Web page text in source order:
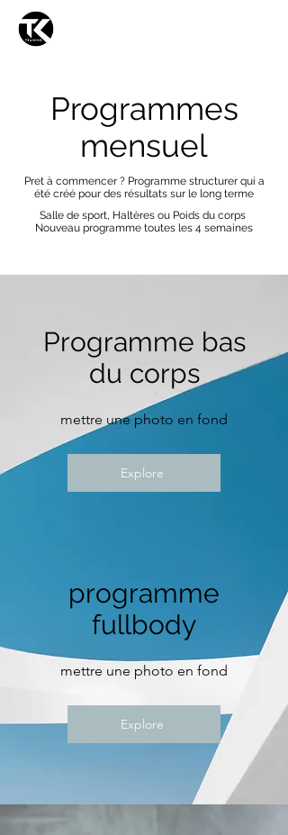
Programmes
mensuel
Pret à commencer ? Programme structurer qui a
été créé pour des résultats sur le long terme
Salle de sport, Haltères ou Poids du corps
Nouveau programme toutes les 4 semaines
Programme bas
du corps
mettre une photo en fond
Explore
programme
fullbody
mettre une photo en fond
Explore